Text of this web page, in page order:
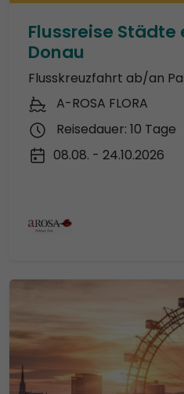
Flussreise
Donau
Flusskreuzfahrt ab/an
A-ROSA FLORA
Reisedauer: 10 Tage
08.08. - 24.10.2026